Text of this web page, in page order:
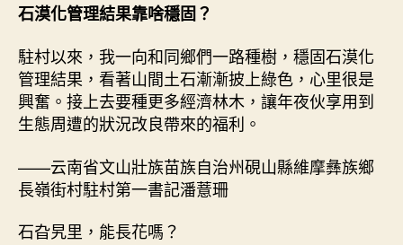
石漠化管理結果靠啥穩固？
駐村以來，我一向和同鄉們一路種樹，穩固石漠化
管理結果，看著山間土石漸漸披上綠色，心里很是
興奮。接上去要種更多經濟林木，讓年夜伙享用到
生態周遭的狀況改良帶來的福利。
——云南省文山壯族苗族自治州硯山縣維摩彝族鄉
長嶺街村駐村第一書記潘薏珊
石旮旯里，能長花嗎？